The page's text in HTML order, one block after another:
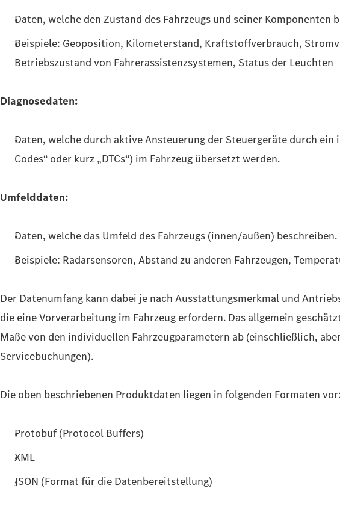
Daten, welche den Zustand des Fahrzeugs und seiner Komponenten
Beispiele: Geoposition, Kilometerstand, Kraftstoffverbrauch,
Betriebszustand von Fahrerassistenzsystemen, Status der Leuchten
Diagnosedaten:
Daten, welche durch aktive Ansteuerung der Steuergeräte durch
Codes“ oder kurz „DTCs“) im Fahrzeug übersetzt werden.
Umfelddaten:
Daten, welche das Umfeld des Fahrzeugs (innen/außen) beschreiben.
Beispiele: Radarsensoren, Abstand zu anderen Fahrzeugen,
Der Datenumfang kann dabei je nach Ausstattungsmerkmal und
die eine Vorverarbeitung im Fahrzeug erfordern. Das allgemein
Maße von den individuellen Fahrzeugparametern ab (einschließlich,
Servicebuchungen).
Die oben beschriebenen Produktdaten liegen in folgenden Formaten vor:
Protobuf (Protocol Buffers)
XML
JSON (Format für die Datenbereitstellung)